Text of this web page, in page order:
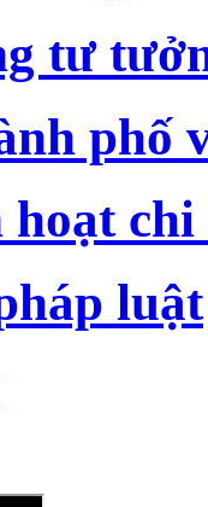
tư
phố
chi
luật